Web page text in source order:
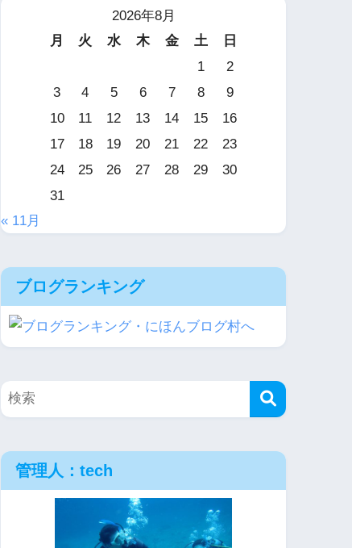
2026年8月
月
火 水 木 金 土
日
1
2
3
4 5 6 7 8
9
10
11 12 13 14 15
16
17
18 19 20 21 22
23
24
25 26 27 28 29
30
31
« 11月
ブログランキング
管理人：tech